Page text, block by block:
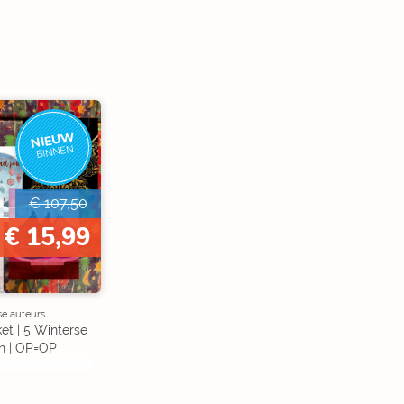
NIEUW
BINNEN
€ 107,50
€ 15,99
auteurs
| 5 Winterse
| OP=OP